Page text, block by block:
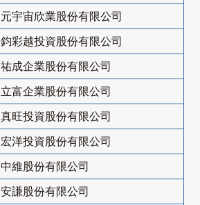
元宇宙欣業股份有限公司
鈞彩越投資股份有限公司
祐成企業股份有限公司
立富企業股份有限公司
真旺投資股份有限公司
宏洋投資股份有限公司
中維股份有限公司
安謙股份有限公司